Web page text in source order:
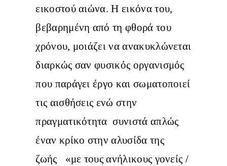
εικοστού αιώνα. Η εικόνα του,
βεβαρημένη από τη φθορά του
χρόνου, μοιάζει να ανακυκλώνεται
διαρκώς σαν φυσικός οργανισμός
που παράγει έργο και σωματοποιεί
τις αισθήσεις ενώ στην
πραγματικότητα συνιστά απλώς
έναν κρίκο στην αλυσίδα της
ζωής «με τους ανήλικους γονείς /